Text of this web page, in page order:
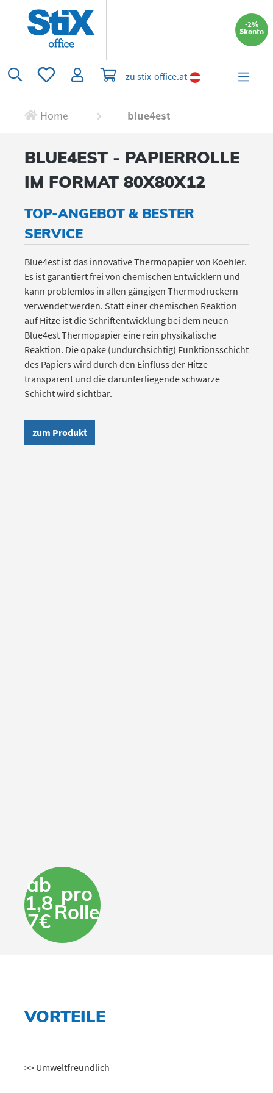
springen
-2%
Skonto
Du hast 0 Produkte auf dem Merkzettel
Warenkorb enthält 0 Positionen. Der
zu stix-office.at
Home blue4est
BLUE4EST - PAPIERROLLE
IM FORMAT 80X80X12
TOP-ANGEBOT & BESTER
SERVICE
Blue4est ist das innovative Thermopapier von Koehler.
Es ist garantiert frei von chemischen Entwicklern und
kann problemlos in allen gängigen Thermodruckern
verwendet werden. Statt einer chemischen Reaktion
auf Hitze ist die Schriftentwicklung bei dem neuen
Blue4est Thermopapier eine rein physikalische
Reaktion. Die opake (undurchsichtig) Funktionsschicht
des Papiers wird durch den Einfluss der Hitze
transparent und die darunterliegende schwarze
Schicht wird sichtbar.
zum Produkt
ab
1,8
7€
pro
Rolle
VORTEILE
>> Umweltfreundlich